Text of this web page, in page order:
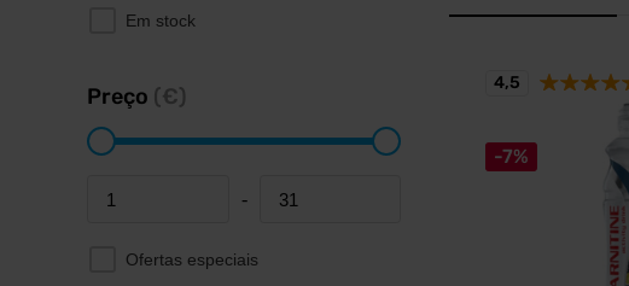
Em stock
Preço (€)
Minimum price -
Maximum price
Ofertas especiais
-7%
4,5